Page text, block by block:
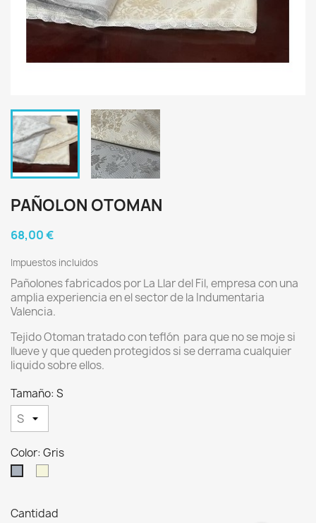
PAÑOLON OTOMAN
68,00 €
Impuestos incluidos
Pañolones fabricados por La Llar del Fil, empresa con una
amplia experiencia en el sector de la Indumentaria
Valencia.
Tejido Otoman tratado con teflón para que no se moje si
llueve y que queden protegidos si se derrama cualquier
liquido sobre ellos.
Tamaño: S
Color: Gris
Cantidad